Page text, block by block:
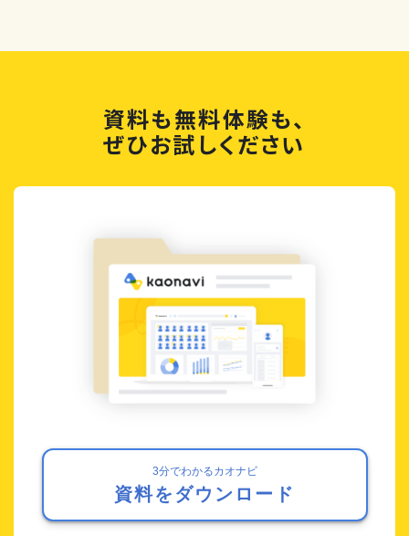
資料も無料体験も、
ぜひお試しください
3分でわかるカオナビ
資料をダウンロード